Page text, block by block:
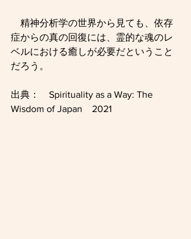
精神分析学の世界から見ても、依存
症からの真の回復には、霊的な魂のレ
ベルにおける癒しが必要だということ
だろう。
出典：　Spirituality as a Way: The
Wisdom of Japan　2021